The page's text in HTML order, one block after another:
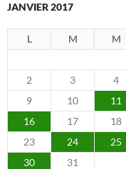
JANVIER 2017
L M M
2
3 4
9
10 11
16
17 18
23
24 25
30
31